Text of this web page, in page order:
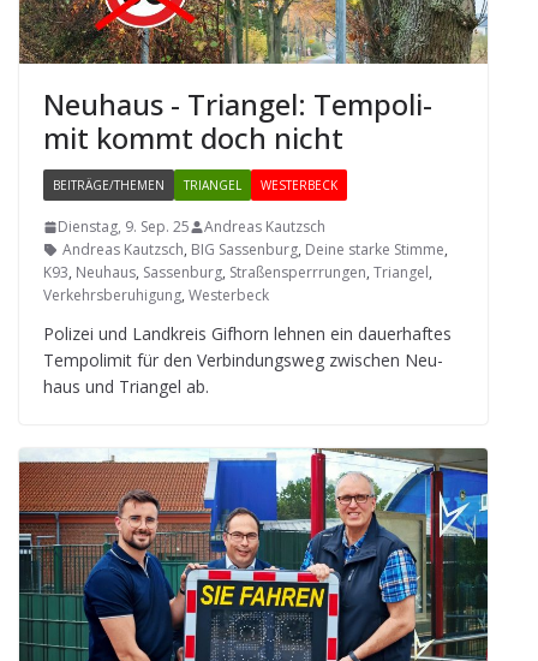
Neu­haus - Tri­an­gel: Tem­po­li­
mit kommt doch nicht
BEITRÄGE/THEMEN TRIANGEL WESTERBECK
Dienstag, 9. Sep. 25
Andreas Kautzsch
Andreas Kautzsch, BIG Sassenburg, Deine starke Stimme,
K93, Neuhaus, Sassenburg, Straßensperrrungen, Triangel,
Verkehrsberuhigung, Westerbeck
Poli­zei und Land­kreis Gif­horn leh­nen ein dau­er­haf­tes
Tem­po­li­mit für den Ver­bin­dungs­weg zwi­schen Neu­
haus und Tri­an­gel ab.